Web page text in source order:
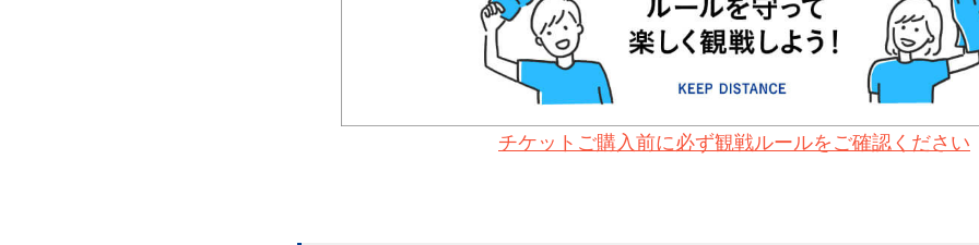
チケットご購入前に必ず観戦ルールをご確認ください